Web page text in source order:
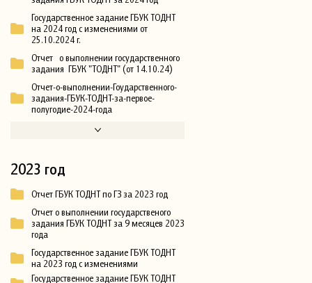
Государственное задание ГБУК ТОДНТ
на 2024 год с изменениями от
25.10.2024 г.
Отчет о выполнении государственного
задания ГБУК "ТОДНТ" (от 14.10.24)
Отчет-о-выполнении-Гоударственного-
задания-ГБУК-ТОДНТ-за-первое-
полугодие-2024-года
2023 год
Отчет ГБУК ТОДНТ по ГЗ за 2023 год
Отчет о выполнении государственого
задания ГБУК ТОДНТ за 9 месяцев 2023
года
Государственное задание ГБУК ТОДНТ
на 2023 год с изменениями
Государственное задание ГБУК ТОДНТ